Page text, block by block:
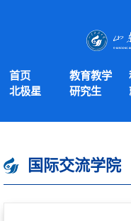
首页 教育教学
北极星
研究生
国际交流学院